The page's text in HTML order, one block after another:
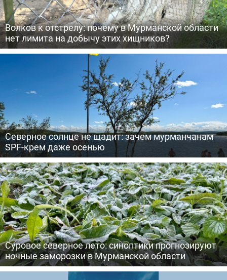
Волков к отстрелу: почему в Мурманской области
нет лимита на добычу этих хищников?
Северное солнце не щадит: зачем мурманчанам
SPF-крем даже осенью
Суровое северное лето: синоптики прогнозируют
ночные заморозки в Мурманской области